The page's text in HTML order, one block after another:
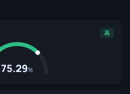
高
75.29%